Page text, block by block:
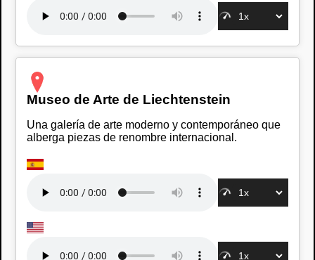
Museo de Arte de Liechtenstein
Una galería de arte moderno y contemporáneo que
alberga piezas de renombre internacional.